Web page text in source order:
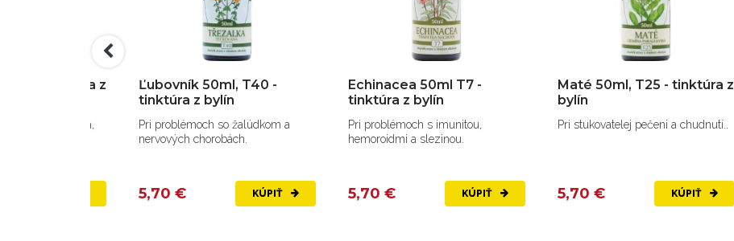
T51- tinktúra z
nádoroch,
Ľubovník 50ml, T40 -
tinktúra z bylín
Pri problémoch so žalúdkom a
nervových chorobách.
5,70 € KÚPIŤ
Echinacea 50ml T7 -
tinktúra z bylín
Pri problémoch s imunitou,
hemoroidmi a slezinou.
5,70 € KÚPIŤ
Maté 50ml, T25 - tinktúra z
bylín
Pri stukovatelej pečeni a chudnutí..
5,70 € KÚPIŤ